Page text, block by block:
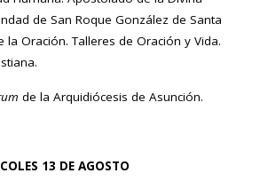
de San Roque González de Santa
la Oración. Talleres de Oración y Vida.
de la Arquidiócesis de Asunción.
13 DE AGOSTO